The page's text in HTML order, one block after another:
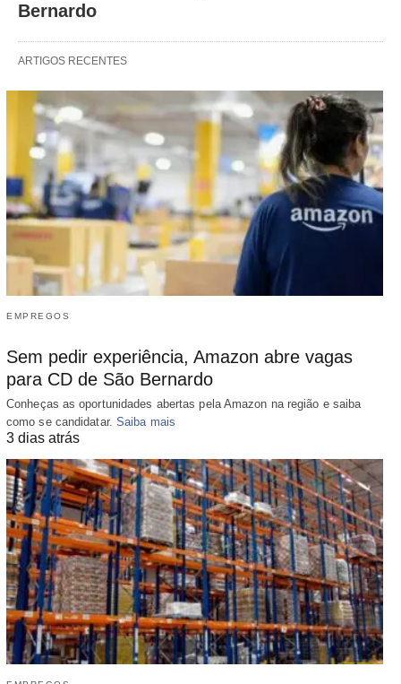
Bernardo
ARTIGOS RECENTES
EMPREGOS
Sem pedir experiência, Amazon abre vagas
para CD de São Bernardo
Conheças as oportunidades abertas pela Amazon na região e saiba
como se candidatar. Saiba mais
3 dias atrás